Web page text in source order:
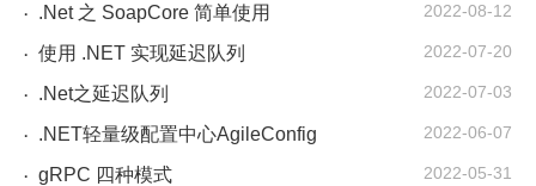
· .Net 之 SoapCore 简单使用 2022-08-12
· 使用 .NET 实现延迟队列 2022-07-20
· .Net之延迟队列 2022-07-03
· .NET轻量级配置中心AgileConfig 2022-06-07
· gRPC 四种模式 2022-05-31